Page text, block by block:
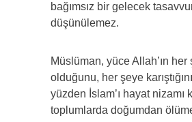
bağımsız bir gelecek
düşünülemez.
Müslüman, yüce Allah’ın her
olduğunu, her şeye
yüzden İslam’ı hayat nizamı
toplumlarda doğumdan